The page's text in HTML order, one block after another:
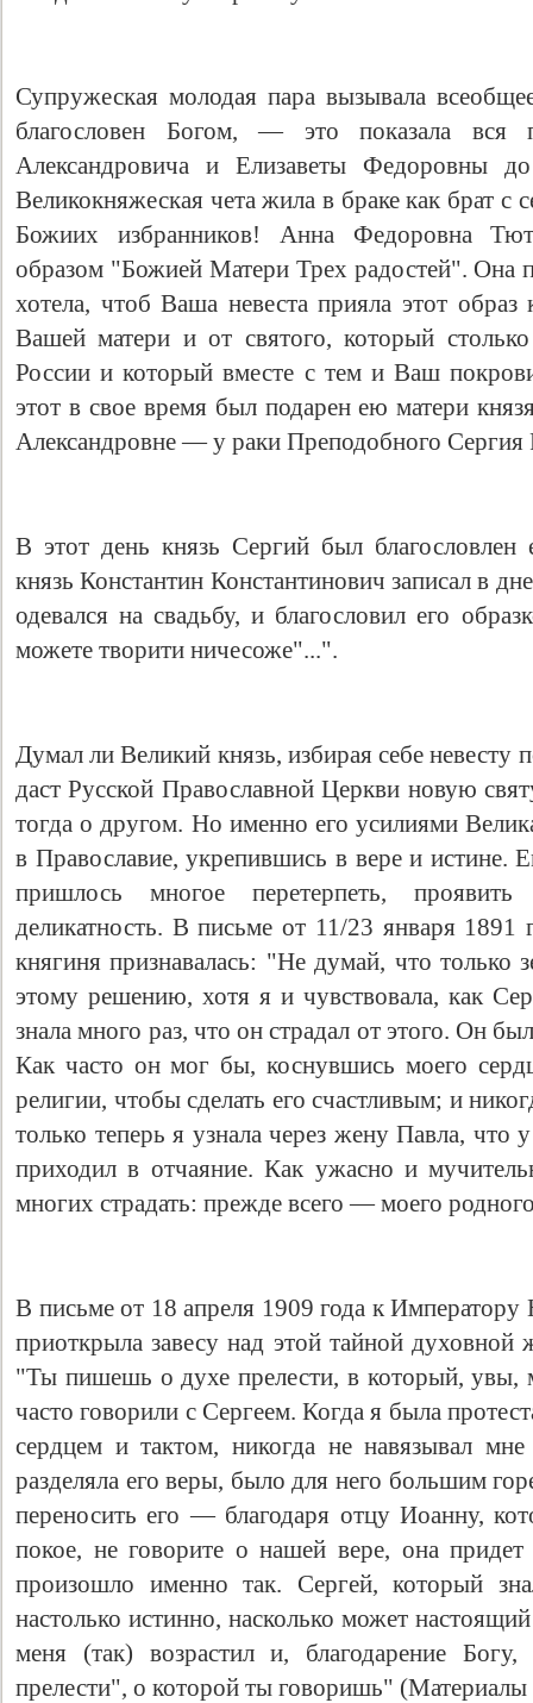
Супружеская молодая пара вызывала
благословен Богом, — это показала вся
Александровича и Елизаветы Федоровны
Великокняжеская чета жила в браке как брат с
Божиих избранников! Анна Федоровна
образом "Божией Матери Трех радостей". Она
хотела, чтоб Ваша невеста прияла этот образ
Вашей матери и от святого, который
России и который вместе с тем и Ваш
этот в свое время был подарен ею матери
Александровне — у раки Преподобного Сергия
В этот день князь Сергий был
князь Константин Константинович записал в
одевался на свадьбу, и благословил его
можете творити ничесоже"...".
Думал ли Великий князь, избирая себе невесту
даст Русской Православной Церкви новую
тогда о другом. Но именно его усилиями
в Православие, укрепившись в вере и истине.
пришлось многое перетерпеть,
деликатность. В письме от 11/23 января 1891
княгиня признавалась: "Не думай, что только
этому решению, хотя я и чувствовала, как
знала много раз, что он страдал от этого. Он
Как часто он мог бы, коснувшись моего
религии, чтобы сделать его счастливым; и
только теперь я узнала через жену Павла,
приходил в отчаяние. Как ужасно и
многих страдать: прежде всего — моего
В письме от 18 апреля 1909 года к
приоткрыла завесу над этой тайной духовной
"Ты пишешь о духе прелести, в который,
часто говорили с Сергеем. Когда я была
сердцем и тактом, никогда не навязывал
разделяла его веры, было для него большим
переносить его — благодаря отцу Иоанну,
покое, не говорите о нашей вере, она
произошло именно так. Сергей, который
настолько истинно, насколько может
меня (так) возрастил и, благодарение
прелести", о которой ты говоришь"